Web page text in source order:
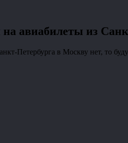
авиабилеты из
Петербурга в Москву нет, то